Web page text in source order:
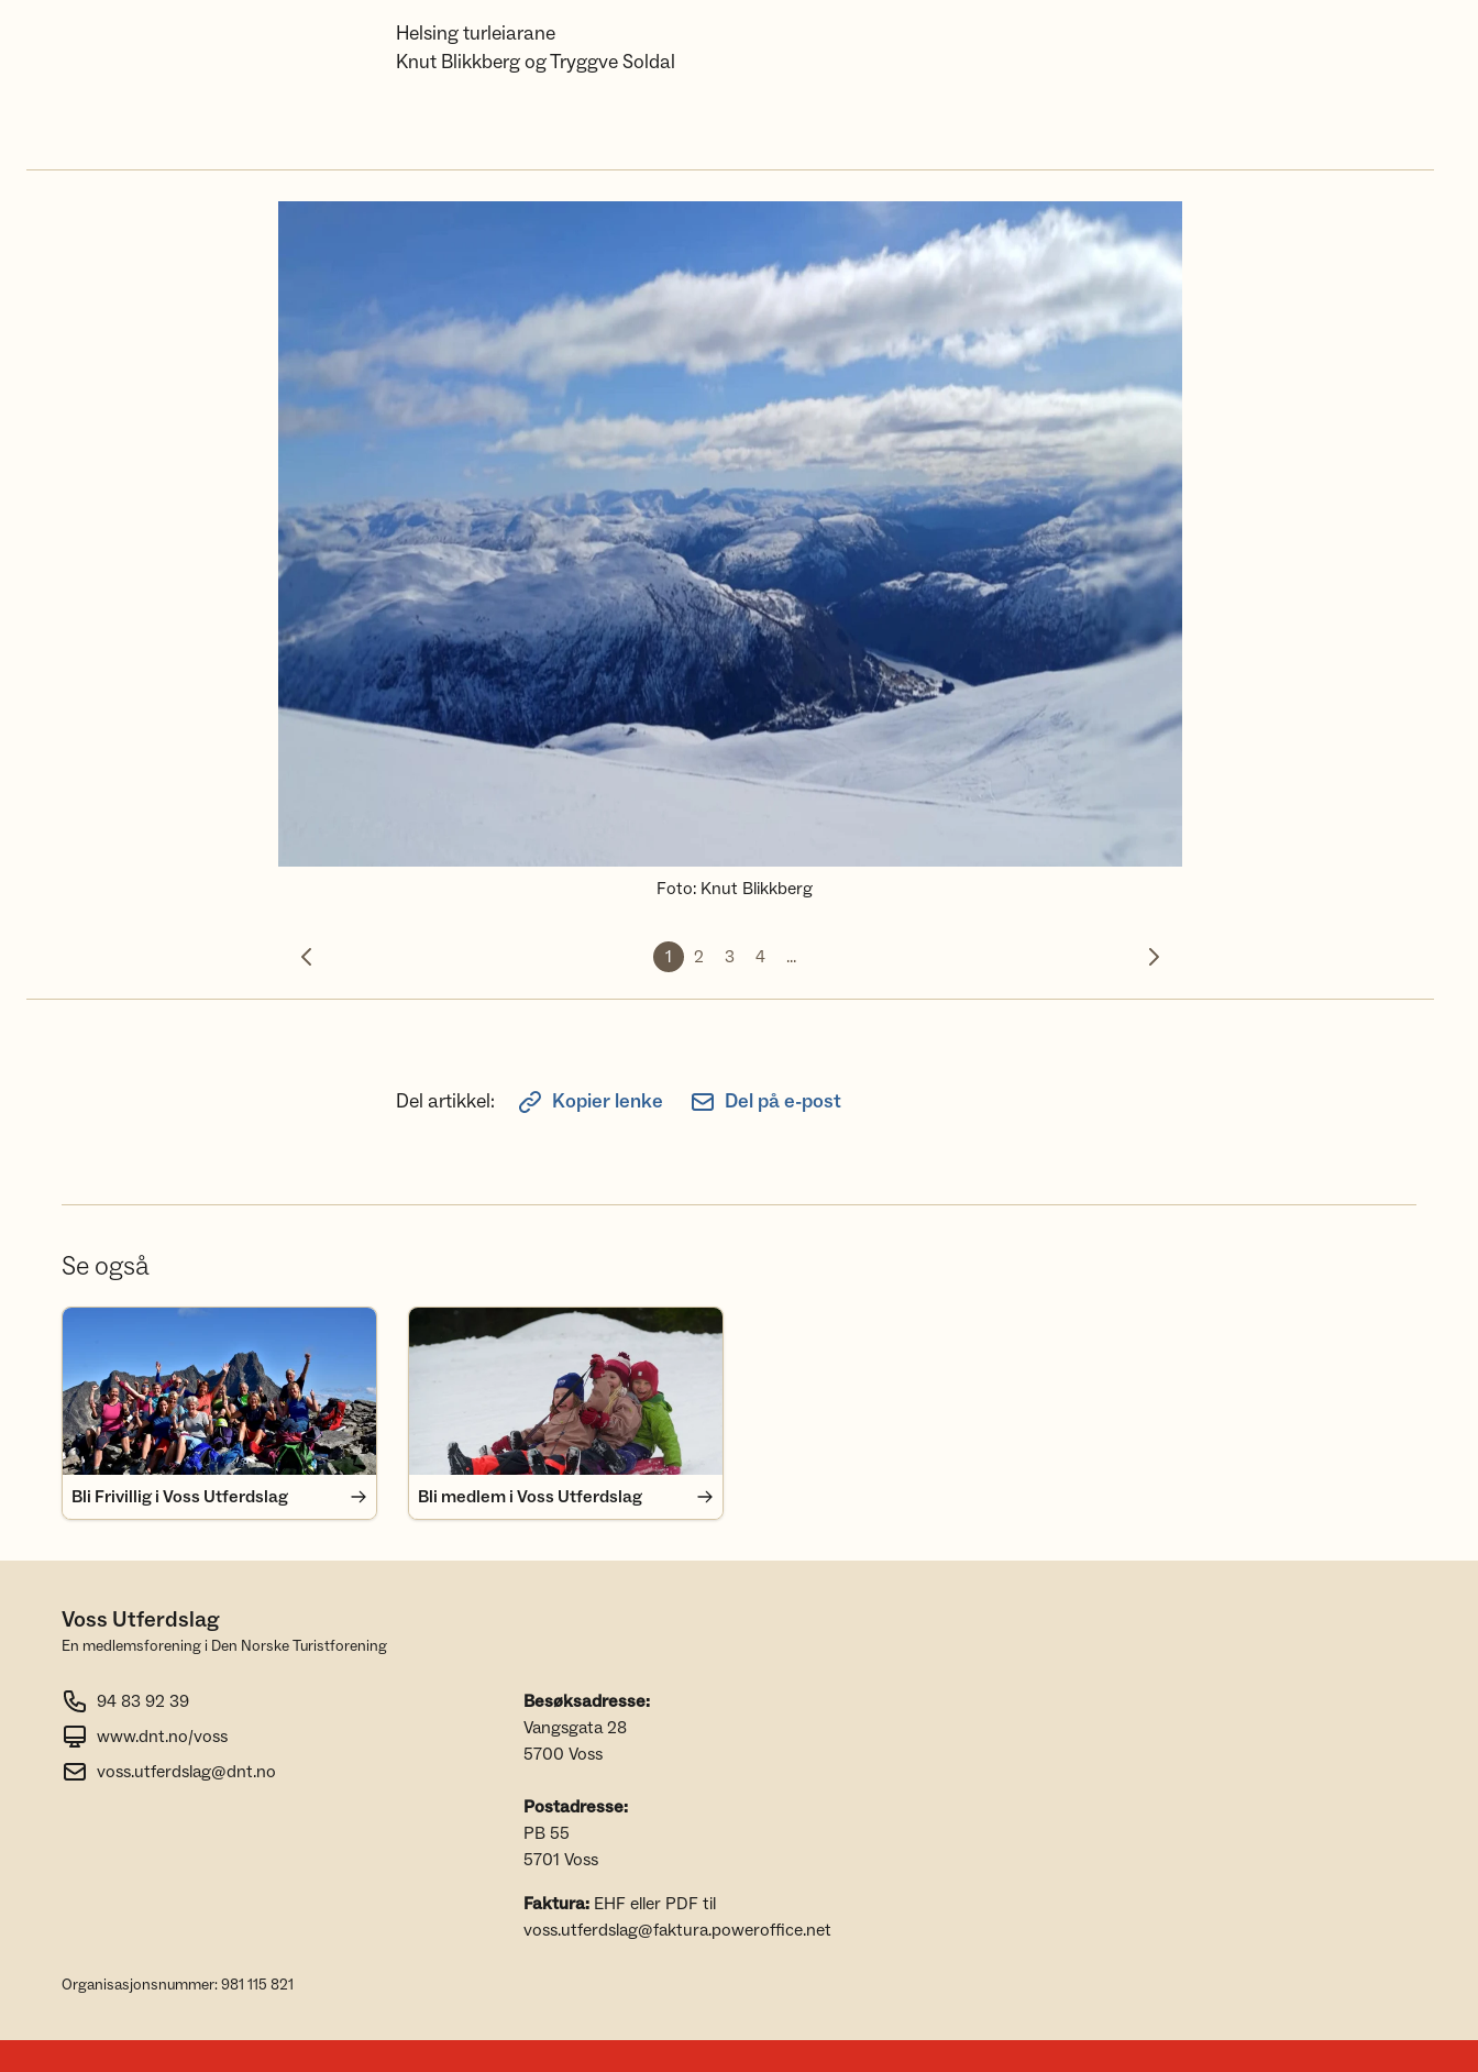
Helsing turleiarane
Knut Blikkberg og Tryggve Soldal
Foto: Knut Blikkberg
Forrige bilde
1 2 3 4 ...
Neste bilde
Del artikkel: Kopier lenke Del på e-post
Se også
Bli Frivillig i Voss Utferdslag
Bli Frivillig i Voss Utferdslag
Bli medlem i Voss Utferdslag
Bli medlem i Voss Utferdslag
Voss Utferdslag
En medlemsforening i Den Norske Turistforening
94 83 92 39
www.dnt.no/voss
voss.utferdslag@dnt.no
Besøksadresse:
Vangsgata 28
5700 Voss
Postadresse:
PB 55
5701 Voss
Faktura: EHF eller PDF til
voss.utferdslag@faktura.poweroffice.net
Organisasjonsnummer: 981 115 821